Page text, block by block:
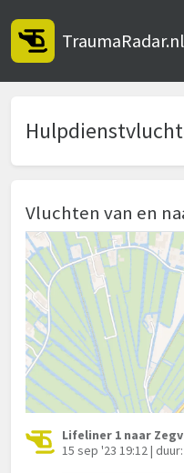
TraumaRadar.nl
Vluchten van en
Lifeliner 1 naar
15 sep '23 19:12 |